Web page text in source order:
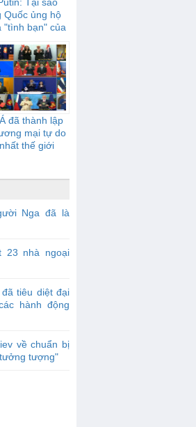
Quốc ủng hộ
"tình bạn" của
nào
đã thành lập
mại tự do
thế giới
Nga đã là
23 nhà ngoại
tiêu diệt đại
hành động
về chuẩn bị
tượng"